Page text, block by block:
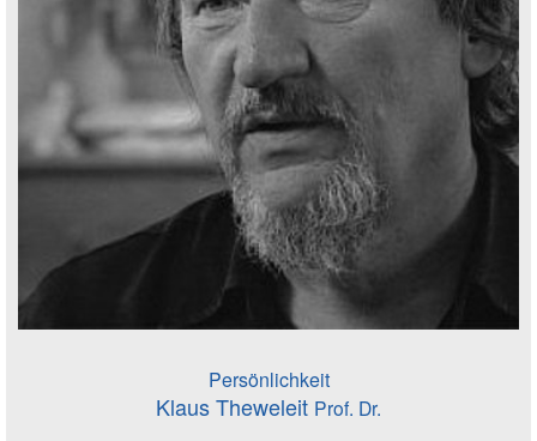
Persönlichkeit
Klaus Theweleit Prof. Dr.